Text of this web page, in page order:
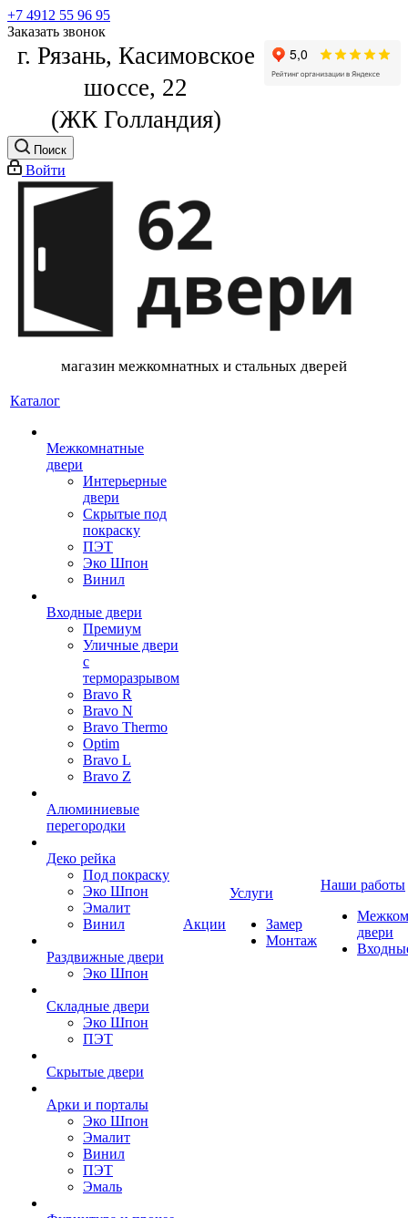
+7 4912 55 96 95
Заказать звонок
г. Рязань, Касимовское
шоссе, 22
(ЖК Голландия)
Поиск
Войти
магазин межкомнатных и стальных дверей
Каталог
Межкомнатные
двери
Интерьерные
двери
Скрытые под
покраску
ПЭТ
Эко Шпон
Винил
Входные двери
Премиум
Уличные двери
с
терморазрывом
Bravo R
Bravo N
Bravo Thermo
Optim
Bravo L
Bravo Z
Алюминиевые
перегородки
Деко рейка
Под покраску
Эко Шпон
Эмалит
Винил
Раздвижные двери
Эко Шпон
Складные двери
Эко Шпон
ПЭТ
Скрытые двери
Арки и порталы
Эко Шпон
Эмалит
Винил
ПЭТ
Эмаль
Акции
Услуги
Замер
Монтаж
Наши работы
двери